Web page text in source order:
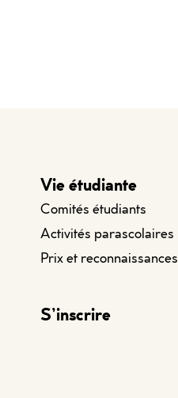
Vie étudiante
Comités étudiants
Activités parascolaires
Prix et reconnaissances
S’inscrire